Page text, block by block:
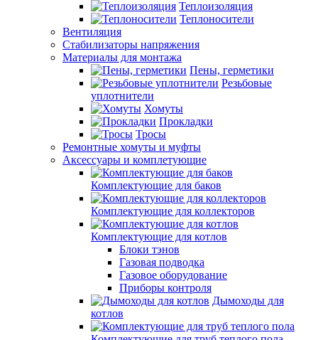
Теплоизоляция
Теплоносители
Вентиляция
Стабилизаторы напряжения
Материалы для монтажа
Пены, герметики
Резьбовые
уплотнители
Хомуты
Прокладки
Тросы
Ремонтные хомуты и муфты
Аксессуары и комплетующие
Комплектующие для баков
Комплектующие для коллекторов
Комплектующие для котлов
Блоки тэнов
Газовая подводка
Газовое оборудование
Приборы контроля
Дымоходы для
котлов